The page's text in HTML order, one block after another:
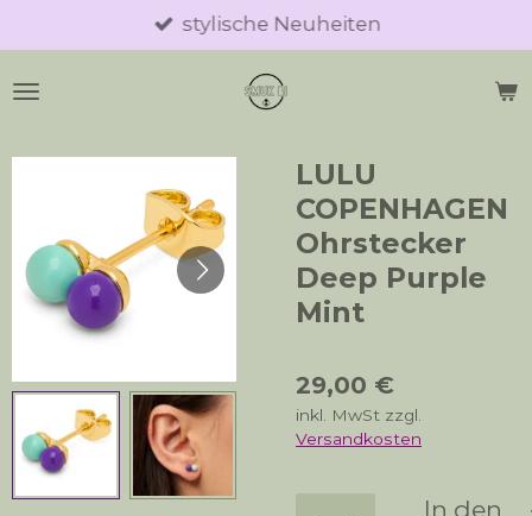
Hauptinhalt
springen
stylische Neuheiten
LULU
COPENHAGEN
Ohrstecker
Deep Purple
Mint
29,00 €
inkl. MwSt zzgl.
Versandkosten
In den